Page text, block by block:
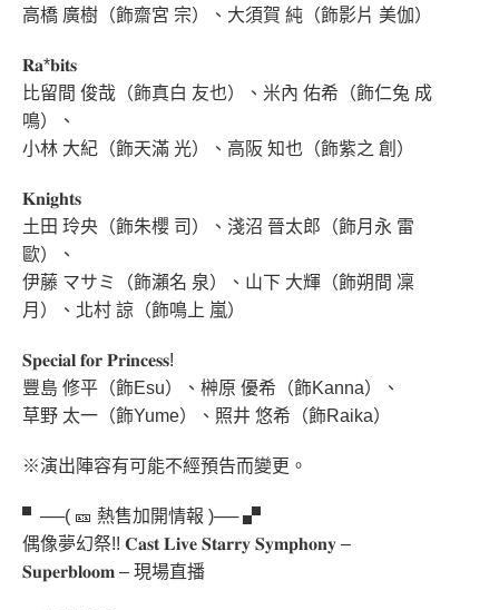
高橋 廣樹（飾齋宮 宗）、大須賀 純（飾影片 美伽）
𝐑𝐚*𝐛𝐢𝐭𝐬
比留間 俊哉（飾真白 友也）、米內 佑希（飾仁兔 成
鳴）、
小林 大紀（飾天滿 光）、高阪 知也（飾紫之 創）
𝐊𝐧𝐢𝐠𝐡𝐭𝐬
土田 玲央（飾朱櫻 司）、淺沼 晉太郎（飾月永 雷
歐）、
伊藤 マサミ（飾瀨名 泉）、山下 大輝（飾朔間 凜
月）、北村 諒（飾鳴上 嵐）
𝐒𝐩𝐞𝐜𝐢𝐚𝐥 𝐟𝐨𝐫 𝐏𝐫𝐢𝐧𝐜𝐞𝐬𝐬!
豐島 修平（飾Esu）、榊原 優希（飾Kanna）、
草野 太一（飾Yume）、照井 悠希（飾Raika）
※演出陣容有可能不經預告而變更。
▘──( 🎫 熱售加開情報 )── ▞
偶像夢幻祭!! 𝐂𝐚𝐬𝐭 𝐋𝐢𝐯𝐞 𝐒𝐭𝐚𝐫𝐫𝐲 𝐒𝐲𝐦𝐩𝐡𝐨𝐧𝐲 –
𝐒𝐮𝐩𝐞𝐫𝐛𝐥𝐨𝐨𝐦 – 現場直播